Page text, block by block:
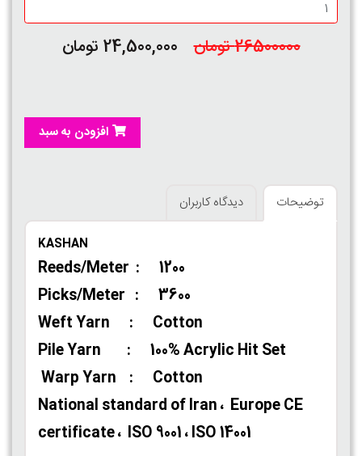
26500000 تومان 24,500,000 تومان
افزودن به سبد
توضیحات دیدگاه کاربران
KASHAN
Reeds/Meter : 1200
Picks/Meter : 3600
Weft Yarn : Cotton
Pile Yarn : 100% Acrylic Hit Set
Warp Yarn : Cotton
National standard of Iran ، Europe CE
certificate ، ISO 9001 ، ISO 14001